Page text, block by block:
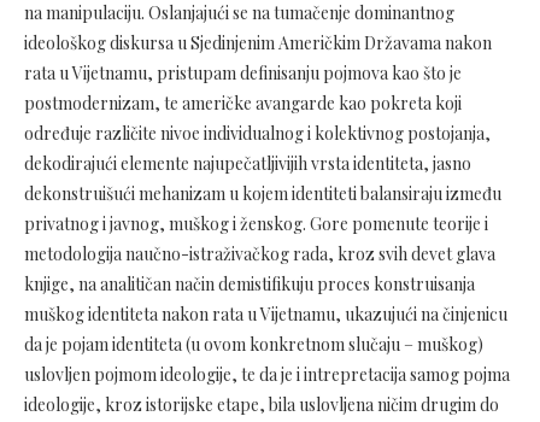
na manipulaciju. Oslanjajući se na tumačenje dominantnog
ideološkog diskursa u Sjedinjenim Američkim Državama nakon
rata u Vijetnamu, pristupam definisanju pojmova kao što je
postmodernizam, te američke avangarde kao pokreta koji
određuje različite nivoe individualnog i kolektivnog postojanja,
dekodirajući elemente najupečatljivijih vrsta identiteta, jasno
dekonstruišući mehanizam u kojem identiteti balansiraju između
privatnog i javnog, muškog i ženskog. Gore pomenute teorije i
metodologija naučno-istraživačkog rada, kroz svih devet glava
knjige, na analitičan način demistifikuju proces konstruisanja
muškog identiteta nakon rata u Vijetnamu, ukazujući na činjenicu
da je pojam identiteta (u ovom konkretnom slučaju – muškog)
uslovljen pojmom ideologije, te da je i intrepretacija samog pojma
ideologije, kroz istorijske etape, bila uslovljena ničim drugim do